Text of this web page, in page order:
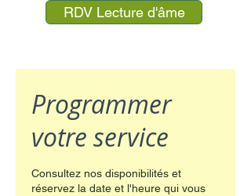
RDV Lecture d'âme
Programmer
votre service
Consultez nos disponibilités et
réservez la date et l'heure qui vous